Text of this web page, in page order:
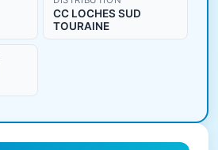
CC LOCHES SUD
TOURAINE